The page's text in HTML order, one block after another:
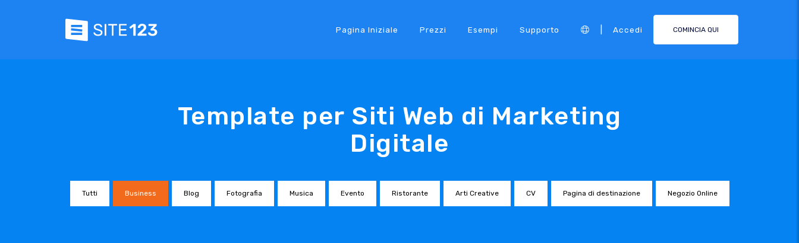
Pagina Iniziale Prezzi Esempi Supporto Accedi COMINCIA QUI
Template per Siti Web di Marketing
Digitale
Tutti Business Blog Fotografia Musica Evento Ristorante Arti Creative CV Pagina di destinazione Negozio Online